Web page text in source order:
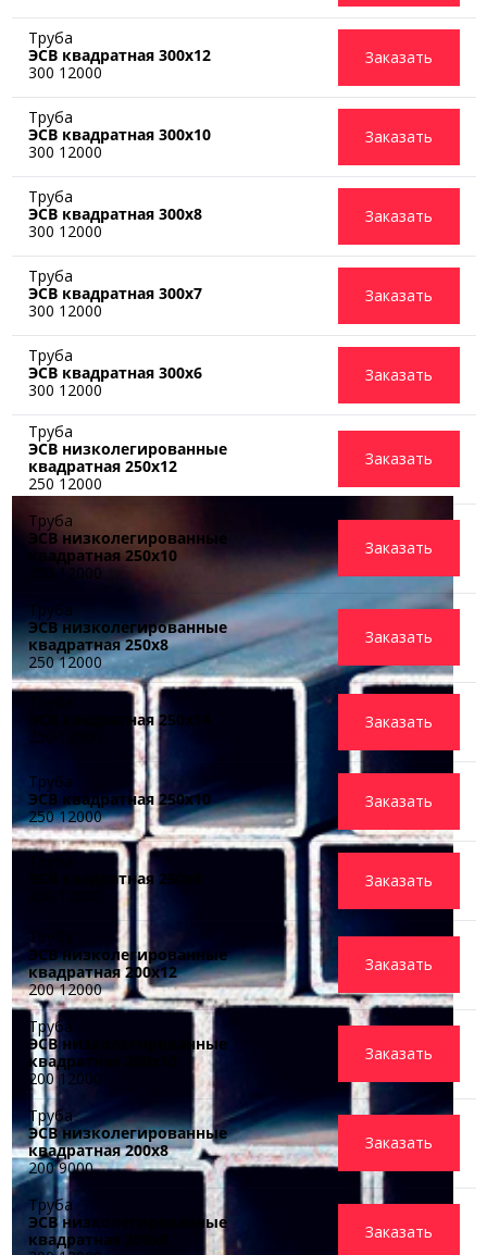
Труба
ЭСВ квадратная 300х12
300 12000
Заказать
Труба
ЭСВ квадратная 300х10
300 12000
Заказать
Труба
ЭСВ квадратная 300х8
300 12000
Заказать
Труба
ЭСВ квадратная 300х7
300 12000
Заказать
Труба
ЭСВ квадратная 300х6
300 12000
Заказать
Труба
ЭСВ низколегированные
квадратная 250x12
250 12000
Заказать
Труба
ЭСВ низколегированные
квадратная 250x10
250 12000
Заказать
Труба
ЭСВ низколегированные
квадратная 250x8
250 12000
Заказать
ЭСВ квадратная 250х14
250 12000
Заказать
Труба
ЭСВ квадратная 250х10
250 12000
Заказать
ЭСВ квадратная 250х8
Заказать
Труба
ЭСВ низколегированные
квадратная 200x12
200 12000
Заказать
Труба
ЭСВ низколегированные
квадратная 200x10
200 12000
Заказать
Труба
ЭСВ низколегированные
квадратная 200x8
200 9000
Заказать
Труба
ЭСВ низколегированные
квадратная 200x8
Заказать